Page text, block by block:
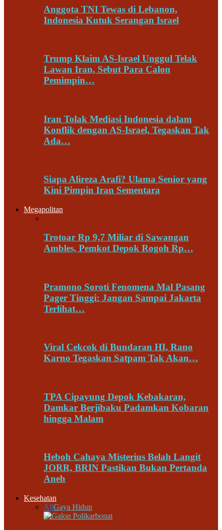
Anggota TNI Tewas di Lebanon,
Indonesia Kutuk Serangan Israel
Trump Klaim AS-Israel Unggul Telak
Lawan Iran, Sebut Para Calon
Pemimpin…
Iran Tolak Mediasi Indonesia dalam
Konflik dengan AS-Israel, Tegaskan Tak
Ada…
Siapa Alireza Arafi? Ulama Senior yang
Kini Pimpin Iran Sementara
Megapolitan
Trotoar Rp 9,7 Miliar di Sawangan
Ambles, Pemkot Depok Rogoh Rp…
Pramono Soroti Fenomena Mal Pasang
Pager Tinggi: Jangan Sampai Jakarta
Terlihat…
Viral Cekcok di Bundaran HI, Rano
Karno Tegaskan Satpam Tak Akan…
TPA Cipayung Depok Kebakaran,
Damkar Berjibaku Padamkan Kobaran
hingga Malam
Heboh Cahaya Misterius Belah Langit
JORR, BRIN Pastikan Bukan Pertanda
Aneh
Kesehatan
AllGaya Hidup